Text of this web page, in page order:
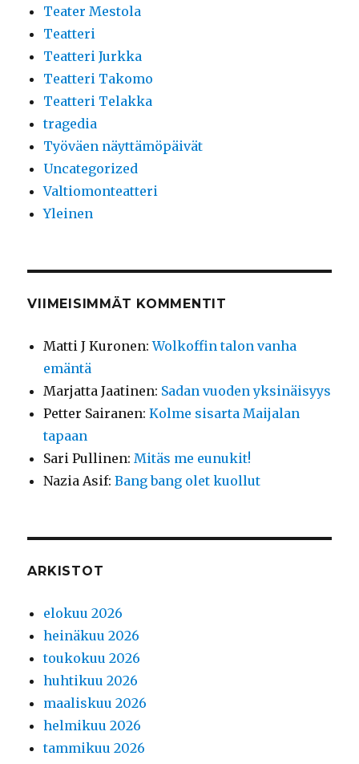
Teater Mestola
Teatteri
Teatteri Jurkka
Teatteri Takomo
Teatteri Telakka
tragedia
Työväen näyttämöpäivät
Uncategorized
Valtiomonteatteri
Yleinen
VIIMEISIMMÄT KOMMENTIT
Matti J Kuronen:Wolkoffin talon vanha
emäntä
Marjatta Jaatinen: Sadan vuoden yksinäisyys
Petter Sairanen:Kolme sisarta Maijalan
tapaan
Sari Pullinen:Mitäs me eunukit!
Nazia Asif:Bang bang olet kuollut
ARKISTOT
elokuu 2026
heinäkuu 2026
toukokuu 2026
huhtikuu 2026
maaliskuu 2026
helmikuu 2026
tammikuu 2026